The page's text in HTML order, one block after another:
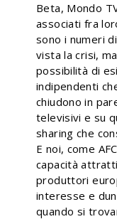
Beta, Mondo
associati fra
sono i numeri
vista la crisi,
possibilità di
indipendenti
chiudono in
televisivi e su
sharing che
E noi, come
capacità
produttori
interesse e
quando si